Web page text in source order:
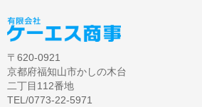
〒620-0921
京都府福知山市かしの木台
二丁目112番地
TEL/0773-22-5971